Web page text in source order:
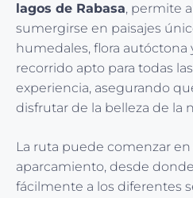
lagos de Rabasa, permite
sumergirse en paisajes
humedales, flora autóctona
recorrido apto para todas
experiencia, asegurando
disfrutar de la belleza de la
La ruta puede comenzar en
aparcamiento, desde
fácilmente a los diferentes